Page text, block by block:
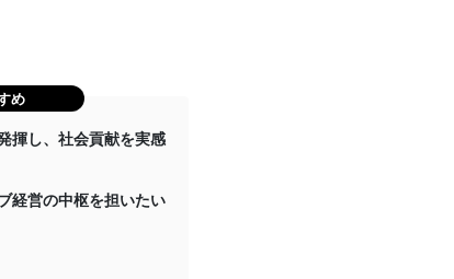
め
揮し、社会貢献を実感
経営の中枢を担いたい